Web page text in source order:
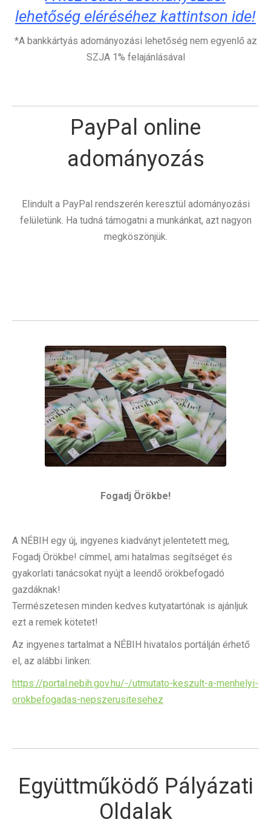
lehetőség eléréséhez kattintson ide!
*A bankkártyás adományozási lehetőség nem egyenlő az
SZJA 1% felajánlásával
PayPal online
adományozás
Elindult a PayPal rendszerén keresztül adományozási
felületünk. Ha tudná támogatni a munkánkat, azt nagyon
megköszönjük.
Fogadj Örökbe!
A NÉBIH egy új, ingyenes kiadványt jelentetett meg,
Fogadj Örökbe! címmel, ami hatalmas segítséget és
gyakorlati tanácsokat nyújt a leendő örökbefogadó
gazdáknak!
Természetesen minden kedves kutyatartónak is ajánljuk
ezt a remek kötetet!
Az ingyenes tartalmat a NÉBIH hivatalos portálján érhető
el, az alábbi linken:
https://portal.nebih.gov.hu/-/utmutato-keszult-a-menhelyi-
orokbefogadas-nepszerusitesehez
Együttműködő Pályázati
Oldalak